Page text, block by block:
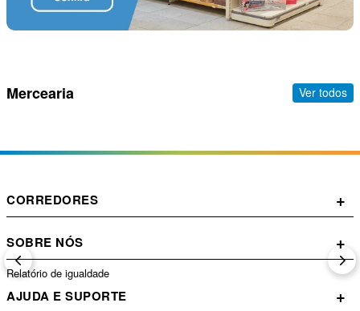
Mercearia Ver todos
CORREDORES +
SOBRE NÓS +
Relatório de igualdade
AJUDA E SUPORTE +